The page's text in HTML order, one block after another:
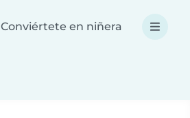
Conviértete en niñera